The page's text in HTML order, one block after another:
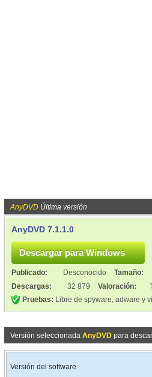
AnyDVD Última versión
AnyDVD 7.1.1.0
Publicado: Desconocido Tamaño:
Descargas:
32 879
Valoración:
Pruebas: Libre de spyware, adware y
Versión seleccionada AnyDVD para
Versión del software